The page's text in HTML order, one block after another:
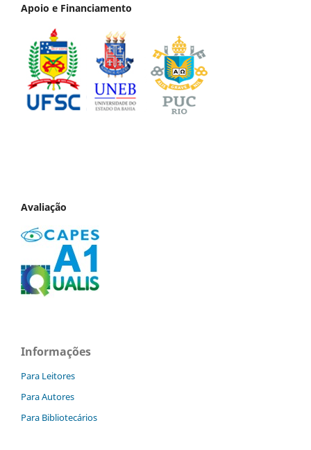
Apoio e Financiamento
Avaliação
Informações
Para Leitores
Para Autores
Para Bibliotecários